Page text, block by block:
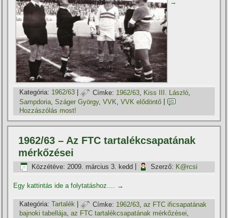
→
Kategória: 1962/63 | Címke: 1962/63 Kiss III. László
Sampdoria ,Száger György,VVK ,VVK elődöntő
Hozzászólás most!
1962/63 – Az FTC tartalékcsapatának
mérkőzései
Közzétéve: 2009. március 3. kedd Szerző: K@rcsi
Egy kattintás ide a folytatáshoz.... →
Kategória: Tartalék | Címke: 1962/63 ,az FTC ificsapatának
bajnoki tabellája,az FTC tartalékcsapatának mérkőzései,